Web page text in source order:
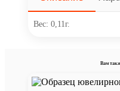
Вес: 0,11г.
Вам